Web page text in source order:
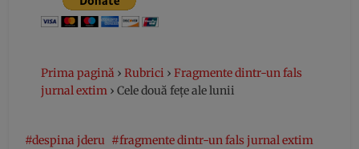
Prima pagină › Rubrici › Fragmente dintr-un fals
jurnal extim › Cele două fețe ale lunii
despina jderu
fragmente dintr-un fals jurnal extim